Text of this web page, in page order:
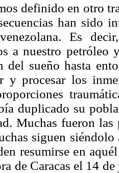
definido en otro
han sido
Es
a nuestro petróleo
del sueño hasta
y procesar los
duplicado su
Muchas fueron las
siguen
resumirse en
de Caracas el 14